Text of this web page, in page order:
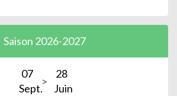
Saison 2026-2027
07
Sept.
28
Juin